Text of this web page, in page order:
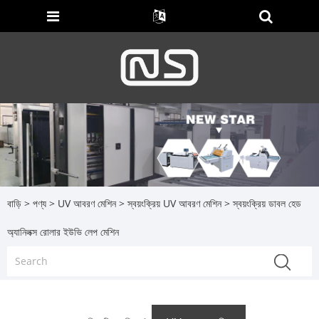
বাড়ি > পণ্য > UV আবরণ মেশিন>স্বয়ংক্রিয় UV আবরণ মেশিন> স্বয়ংক্রিয় ডাবল হেড
অ্যানিলক্স রোলার ইউভি লেপ মেশিন